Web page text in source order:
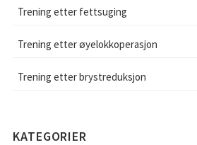
Trening etter fettsuging
Trening etter øyelokkoperasjon
Trening etter brystreduksjon
KATEGORIER